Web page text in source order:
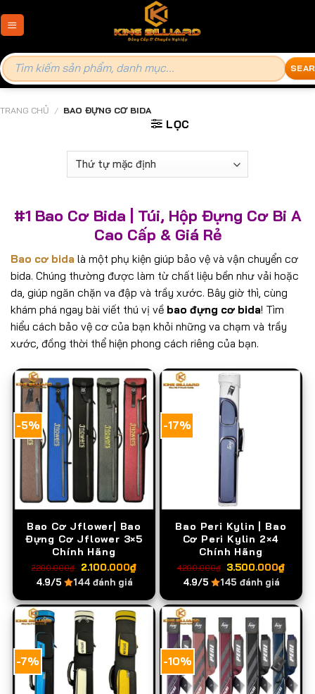
to
Tìm
kiếm:
TRANG CHỦ / BAO ĐỰNG CƠ BIDA
LỌC
#1 Bao Cơ Bida | Túi, Hộp Đựng Cơ Bi A
Cao Cấp & Giá Rẻ
Bao cơ bida là một phụ kiện giúp bảo vệ và vận chuyển cơ
bida. Chúng thường được làm từ chất liệu bền như vải hoặc
da, giúp ngăn chặn va đập và trầy xước. Bây giờ thì, cùng
khám phá ngay bài viết thú vị về bao đựng cơ bida! Tìm
hiểu cách bảo vệ cơ của bạn khỏi những va chạm và trầy
xước, đồng thời thể hiện phong cách riêng của bạn.
-5%
Bao Cơ Jflower| Bao
Đựng Cơ Jflower 3×5
Chính Hãng
2.200.000₫ Giá
gốc
là:
2.200.000₫.
2.100.000₫Giá
là:
2.100.000₫.
4.9/5 144 đánh giá
-17%
Bao Peri Kylin | Bao
Cơ Peri Kylin 2×4
Chính Hãng
4.200.000₫ Giá
gốc
là:
4.200.000₫.
3.500.000₫Giá
tại
là:
4.9/5 145 đánh giá
-7% -10%